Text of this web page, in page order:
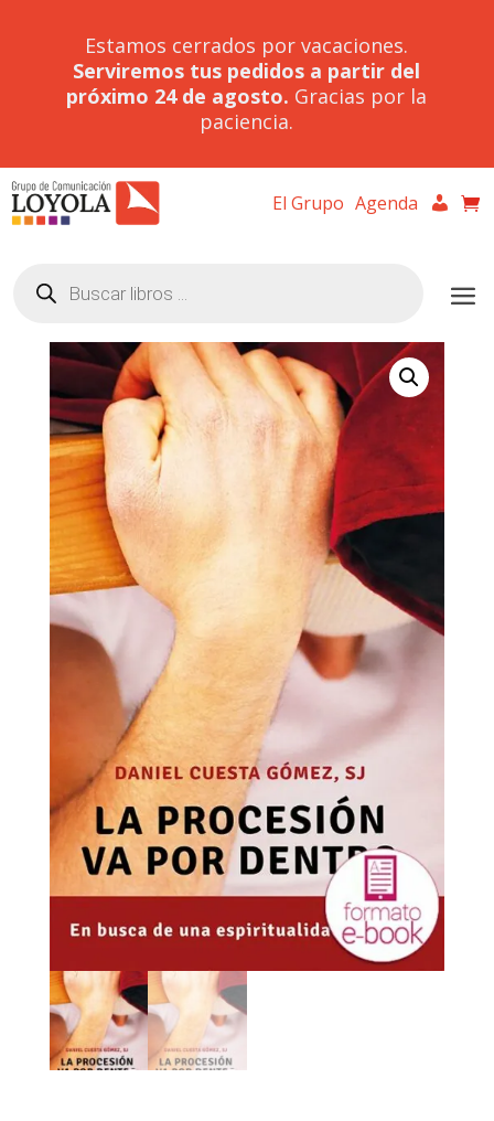
Estamos cerrados por vacaciones.
Serviremos tus pedidos a partir del
próximo 24 de agosto. Gracias por la
paciencia.
El Grupo Agenda
productos